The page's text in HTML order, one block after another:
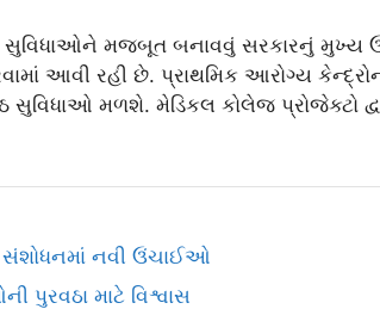
મજબૂત બનાવવું સરકારનું મુખ્ય
આવી રહી છે. પ્રાથમિક આરોગ્ય
સુવિધાઓ મળશે. મેડિકલ કોલેજ પ્રોજેક્ટો
સંશોધનમાં નવી ઉંચાઈઓ
પુરવઠા માટે વિશ્વાસ